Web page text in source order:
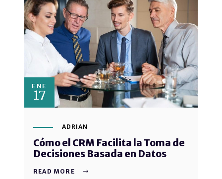
ENE
17
ADRIAN
Cómo el CRM Facilita la Toma de
Decisiones Basada en Datos
READ MORE